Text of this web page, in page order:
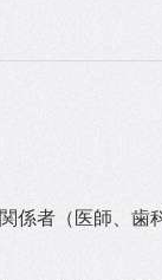
係者（医師、